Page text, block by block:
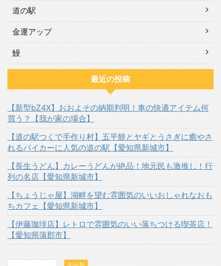
道の駅
金運アップ
鰻
最近の投稿
【新型bZ4X】おおよその納期判明！車の快適アイテム何
買う？【我が家の場合】
【道の駅つくで手作り村】五平餅とヤギとうさぎに癒やさ
れるバイカーに人気の道の駅【愛知県新城市】
【長生うどん】カレーうどんが絶品！地元民も激推し！行
列の名店【愛知県新城市】
【ちょうじゃ屋】湖畔を望む雰囲気のいいおしゃれなおも
ちカフェ【愛知県新城市】
【伊藤珈琲店】レトロで雰囲気のいい落ちつける喫茶店！
【愛知県蒲郡市】